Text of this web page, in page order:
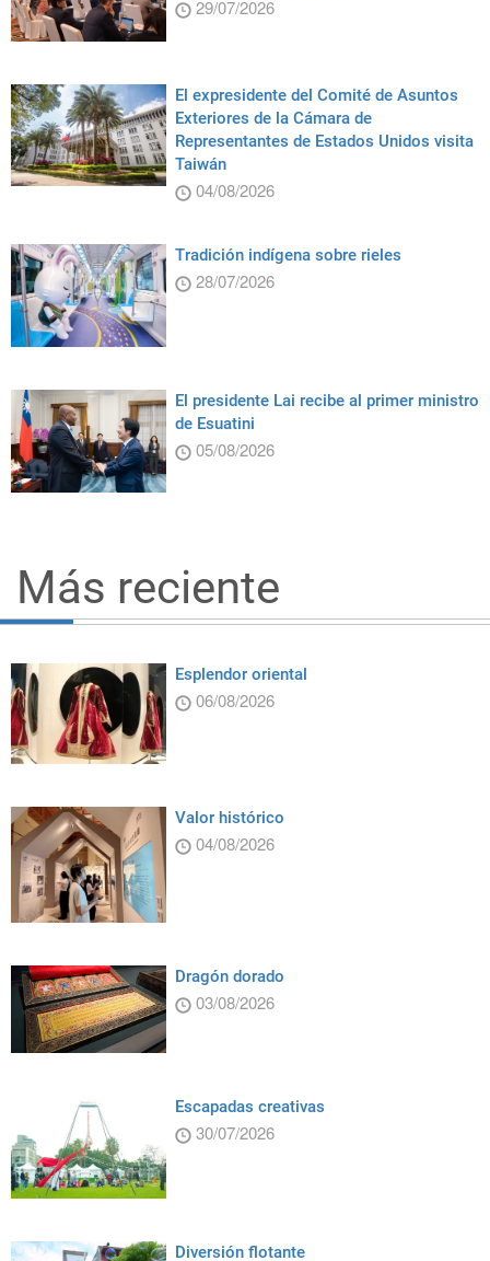
29/07/2026
El expresidente del Comité de Asuntos
Exteriores de la Cámara de
Representantes de Estados Unidos visita
Taiwán
04/08/2026
Tradición indígena sobre rieles
28/07/2026
El presidente Lai recibe al primer ministro
de Esuatini
05/08/2026
Más reciente
Esplendor oriental
06/08/2026
Valor histórico
04/08/2026
Dragón dorado
03/08/2026
Escapadas creativas
30/07/2026
Diversión flotante